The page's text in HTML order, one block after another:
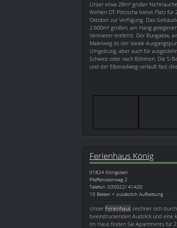
Unser etwa 28m² großer
Wehlen OT Pötzscha bietet Platz
Oktober zur Verfügung. Das
2.600m² großen, am Hang
Vermieter entfernt. Der Bungalow,
Malerweg ist der ideale
Umgebung, aber auch für
Schweiz oder nach Böhmen. Die S-
und der Elberadweg verläuft fast
Ferienhaus König
01824 Königstein
Pfaffensteinweg 2
Telefon: 035022/ 41420
10 Betten + zusätzlich Aufbettung
Unser Ferienhaus zeichnet sich
beeindruckenden Ausblick und eine
Im Haus finden Sie Apartments für